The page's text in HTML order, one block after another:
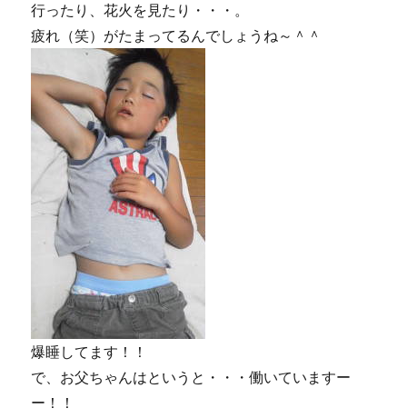
行ったり、花火を見たり・・・。
疲れ（笑）がたまってるんでしょうね～＾＾
爆睡してます！！
で、お父ちゃんはというと・・・働いていますー
ー！！